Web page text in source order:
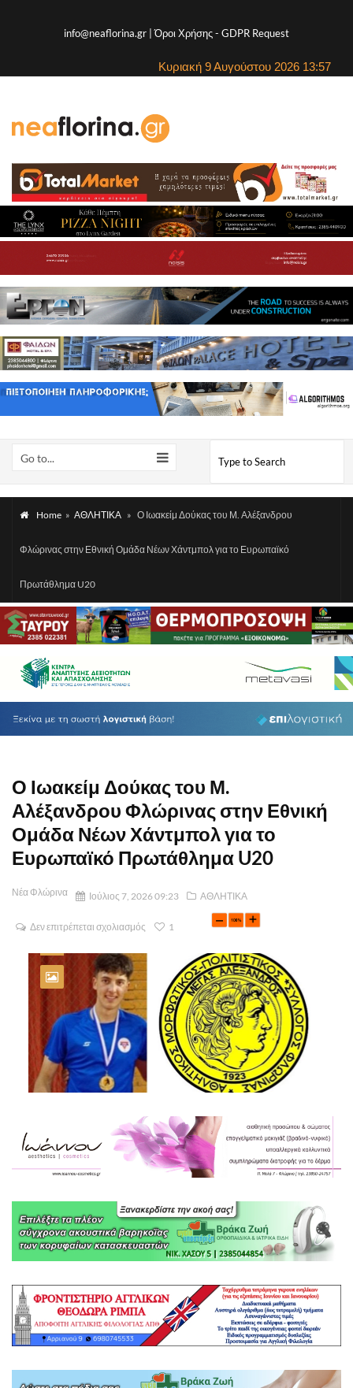
info@neaflorina.gr |Όροι Χρήσης- GDPR Request
Κυριακή 9 Αυγούστου 2026 13:57
Go to...
Home » ΑΘΛΗΤΙΚΑ » Ο Ιωακείμ Δούκας του Μ. Αλέξανδρου
Φλώρινας στην Εθνική Ομάδα Νέων Χάντμπολ για το Ευρωπαϊκό
Πρωτάθλημα U20
Ο Ιωακείμ Δούκας του Μ.
Αλέξανδρου Φλώρινας στην Εθνική
Ομάδα Νέων Χάντμπολ για το
Ευρωπαϊκό Πρωτάθλημα U20
Νέα Φλώρινα Ιούλιος 7, 2026 09:23 ΑΘΛΗΤΙΚΑ
Δεν επιτρέπεται σχολιασμός 1